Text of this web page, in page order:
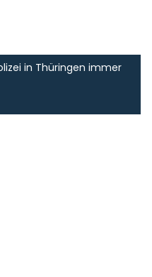
in Thüringen immer